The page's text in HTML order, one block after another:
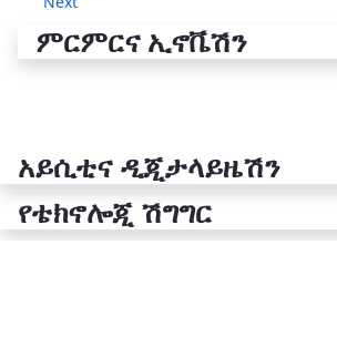
ምርምርና ኢኖቬሽን
አይሲቲና ዲጂታላይዜሽን
የቴክኖሎጂ ሽግግር